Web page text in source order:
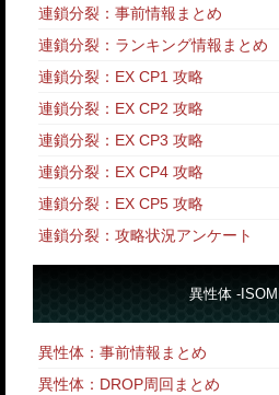
連鎖分裂：事前情報まとめ
連鎖分裂：ランキング情報まとめ
連鎖分裂：EX CP1 攻略
連鎖分裂：EX CP2 攻略
連鎖分裂：EX CP3 攻略
連鎖分裂：EX CP4 攻略
連鎖分裂：EX CP5 攻略
連鎖分裂：攻略状況アンケート
異性体 -
異性体：事前情報まとめ
異性体：DROP周回まとめ